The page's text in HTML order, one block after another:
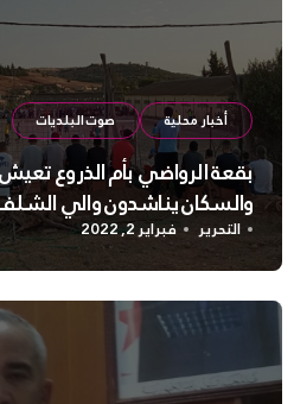
أخبار محلية صوت البلديات
بقعة الرواضي بأم الذروع
والسكان يناشدون والي
التحرير فبراير 2, 2022